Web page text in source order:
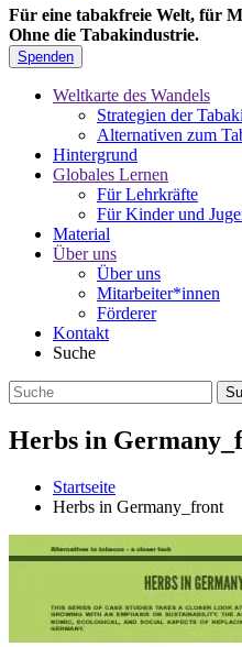
Für eine tabakfreie Welt, für
Ohne die Tabakindustrie.
Spenden
Weltkarte des Wandels
Strategien der
Alternativen zum
Hintergrund
Globales Lernen
Für Lehrkräfte
Für Kinder und
Material
Über uns
Über uns
Mitarbeiter*innen
Förderer
Kontakt
Suche
Herbs in
Startseite
Herbs in Germany_front